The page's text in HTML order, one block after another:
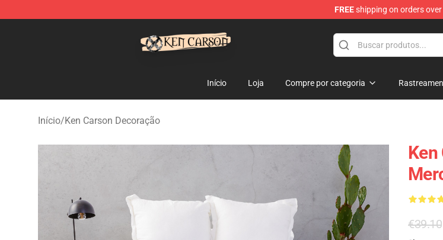
FREEshipping on orders
Início Loja Compre por categoria
Início/Ken Carson Decoração
€39.10